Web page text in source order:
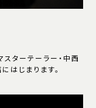
ターテーラー・中西
はじまります。